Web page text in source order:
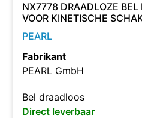
NX7778 DRAADLOZE BEL
VOOR KINETISCHE
PEARL
Fabrikant
PEARL GmbH
Bel draadloos
Direct leverbaar